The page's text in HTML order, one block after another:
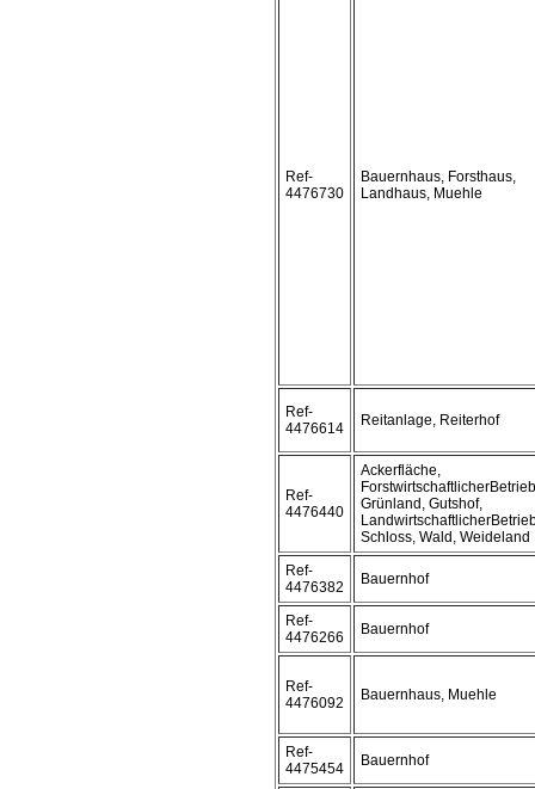
Ref-
4476730
Bauernhaus, Forsthaus,
Landhaus, Muehle
Ref-
4476614
Reitanlage, Reiterhof
Ref-
4476440
Ackerfläche,
Grünland, Gutshof,
Schloss, Wald, Weideland
Ref-
4476382
Bauernhof
Ref-
4476266
Bauernhof
Ref-
4476092
Bauernhaus, Muehle
Ref-
4475454
Bauernhof